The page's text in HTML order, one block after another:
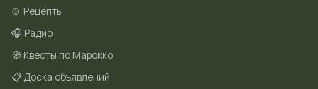
🍲 Рецепты
🎧 Радио
🧭 Квесты по Марокко
📋 Доска объявлений